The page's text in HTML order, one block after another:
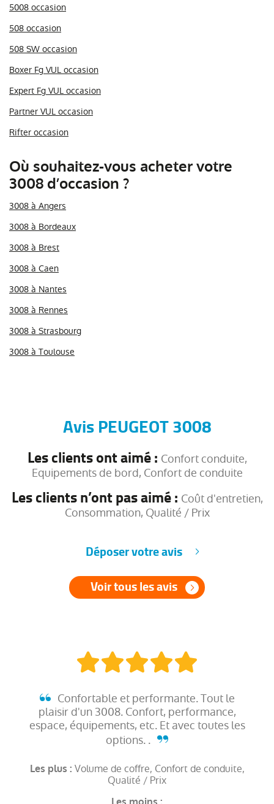
5008 occasion
508 occasion
508 SW occasion
Boxer Fg VUL occasion
Expert Fg VUL occasion
Partner VUL occasion
Rifter occasion
Où souhaitez-vous acheter votre
3008 d’occasion ?
3008 à Angers
3008 à Bordeaux
3008 à Brest
3008 à Caen
3008 à Nantes
3008 à Rennes
3008 à Strasbourg
3008 à Toulouse
Avis PEUGEOT 3008
Les clients ont aimé : Confort conduite,
Equipements de bord, Confort de conduite
Les clients n’ont pas aimé : Coût d'entretien,
Consommation, Qualité / Prix
Déposer votre avis
Voir tous les avis
Confortable et performante. Tout le
plaisir d'un 3008. Confort, performance,
espace, équipements, etc. Et avec toutes les
options. .
Les plus : Volume de coffre, Confort de conduite,
Qualité / Prix